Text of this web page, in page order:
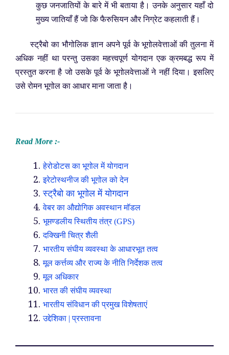
कुछ जनजातियों के बारे में भी बताया है। उनके अनुसार यहाँ दो
मुख्य जातियाँ हैं जो कि फैरुसियन और निग्रेट कहलाती हैं।
स्ट्रैबो का भौगोलिक ज्ञान अपने पूर्व के भूगोलवेत्ताओं की तुलना में
अधिक नहीं था परन्तु उसका महत्त्वपूर्ण योगदान एक क्रमबद्ध रूप में
प्रस्तुत करना है जो उसके पूर्व के भूगोलवेत्ताओं ने नहीं दिया। इसलिए
उसे रोमन भूगोल का आधार माना जाता है।
Read More :-
हेरोडोटस का भूगोल में योगदान
इरेटोस्थनीज की भूगोल को देन
स्ट्रैबो का भूगोल में योगदान
वेबर का औद्योगिक अवस्थान मॉडल
भूमण्डलीय स्थितीय तंत्र (GPS)
दक्खिनी चित्र शैली
भारतीय संघीय व्यवस्था के आधारभूत तत्व
मूल कर्त्तव्य और राज्य के नीति निर्देशक तत्व
मूल अधिकार
भारत की संघीय व्यवस्था
भारतीय संविधान की प्रमुख विशेषताएं
उद्देशिका | प्रस्तावना